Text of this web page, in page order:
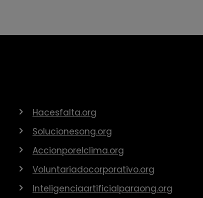
Hacesfalta.org
Solucionesong.org
Accionporelclima.org
Voluntariadocorporativo.org
Inteligenciaartificialparaong.org